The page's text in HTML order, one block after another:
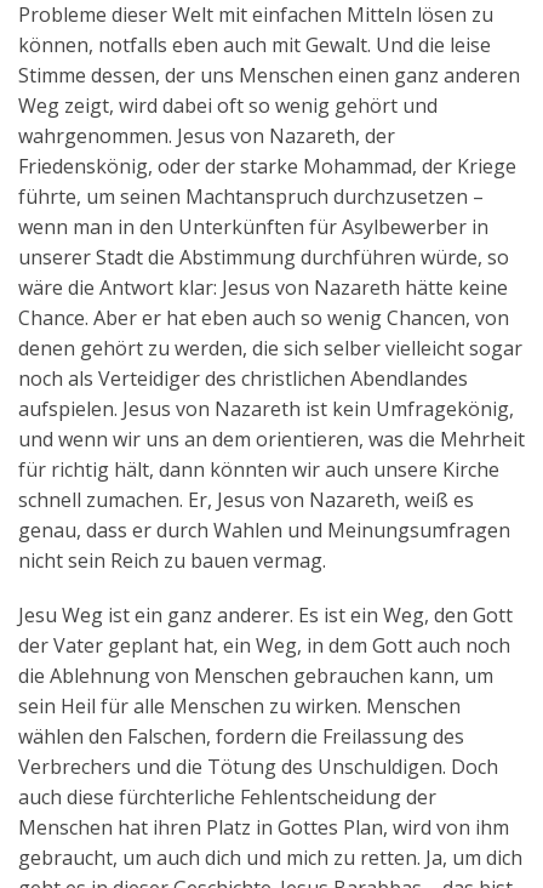
Probleme dieser Welt mit einfachen Mitteln lösen zu
können, notfalls eben auch mit Gewalt. Und die leise
Stimme dessen, der uns Menschen einen ganz anderen
Weg zeigt, wird dabei oft so wenig gehört und
wahrgenommen. Jesus von Nazareth, der
Friedenskönig, oder der starke Mohammad, der Kriege
führte, um seinen Machtanspruch durchzusetzen –
wenn man in den Unterkünften für Asylbewerber in
unserer Stadt die Abstimmung durchführen würde, so
wäre die Antwort klar: Jesus von Nazareth hätte keine
Chance. Aber er hat eben auch so wenig Chancen, von
denen gehört zu werden, die sich selber vielleicht sogar
noch als Verteidiger des christlichen Abendlandes
aufspielen. Jesus von Nazareth ist kein Umfragekönig,
und wenn wir uns an dem orientieren, was die Mehrheit
für richtig hält, dann könnten wir auch unsere Kirche
schnell zumachen. Er, Jesus von Nazareth, weiß es
genau, dass er durch Wahlen und Meinungsumfragen
nicht sein Reich zu bauen vermag.
Jesu Weg ist ein ganz anderer. Es ist ein Weg, den Gott
der Vater geplant hat, ein Weg, in dem Gott auch noch
die Ablehnung von Menschen gebrauchen kann, um
sein Heil für alle Menschen zu wirken. Menschen
wählen den Falschen, fordern die Freilassung des
Verbrechers und die Tötung des Unschuldigen. Doch
auch diese fürchterliche Fehlentscheidung der
Menschen hat ihren Platz in Gottes Plan, wird von ihm
gebraucht, um auch dich und mich zu retten. Ja, um dich